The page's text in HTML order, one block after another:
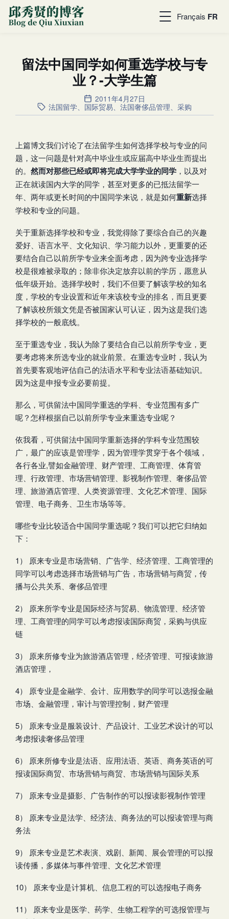
Français FR
留法中国同学如何重选学校与专
业？-大学生篇
2011年4月27日
法国留学、 国际贸易 法国奢侈品管理 采购
上篇博文我们讨论了在法留学生如何选择学校与专业的问
题，这一问题是针对高中毕业生或应届高中毕业生而提出
的。 然而对那些已经或即将完成大学学业的同学 ，以及对
正在就读国内大学的同学，甚至对更多的已抵法留学一
年、两年或更长时间的中国同学来说，就是如何重新选择
学校和专业的问题。
关于重新选择学校和专业，我觉得除了要综合自己的兴趣
爱好、语言水平、文化知识、学习能力以外，更重要的还
要结合自己以前所学专业来全面考虑，因为跨专业选择学
校是很难被录取的；除非你决定放弃以前的学历，愿意从
低年级开始。选择学校时，我们不但要了解该学校的知名
度，学校的专业设置和近年来该校专业的排名，而且更要
了解该校所颁文凭是否被国家认可认证，因为这是我们选
择学校的一般底线。
至于重选专业，我认为除了要结合自己以前所学专业，更
要考虑将来所选专业的就业前景。在重选专业时，我认为
首先要客观地评估自己的法语水平和专业法语基础知识。
因为这是申报专业必要前提。
那么，可供留法中国同学重选的学科、专业范围有多广
呢？怎样根据自己以前所学专业来重选专业呢？
依我看，可供留法中国同学重新选择的学科专业范围较
广，最广的应该是管理学，因为管理学贯穿于各个领域，
各行各业,譬如金融管理、财产管理、工商管理、体育管
理、行政管理、市场营销管理、影视制作管理、奢侈品管
理、旅游酒店管理、人类资源管理、文化艺术管理、国际
管理、电子商务、卫生市场等等。
哪些专业比较适合中国同学重选呢？我们可以把它归纳如
下：
1） 原来专业是市场营销、广告学、经济管理、工商管理的
同学可以考虑选择市场营销与广告，市场营销与商贸，传
播与公共关系、奢侈品管理
2） 原来所学专业是国际经济与贸易、物流管理、经济管
理、工商管理的同学可以考虑报读国际商贸，采购与供应
链
3） 原来所修专业为旅游酒店管理，经济管理、可报读旅游
酒店管理，
4） 原专业是金融学、会计、应用数学的同学可以选报金融
市场、金融管理，审计与管理控制，财产管理
5） 原来专业是服装设计、产品设计、工业艺术设计的可以
考虑报读奢侈品管理
6） 原来所修专业是法语、应用法语、英语、商务英语的可
报读国际商贸、市场营销与商贸、市场营销与国际关系
7） 原来专业是摄影、广告制作的可以报读影视制作管理
8） 原来专业是法学、经济法、商务法的可以报读管理与商
务法
9） 原来专业是艺术表演、戏剧、新闻、展会管理的可以报
读传播，多媒体与事件管理、文化艺术管理
10） 原来专业是计算机、信息工程的可以选报电子商务
11） 原来专业是医学、药学、生物工程学的可选报管理与